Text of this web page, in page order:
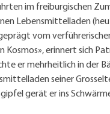
im freiburgischen
Lebensmittelladen
vom
Kosmos», erinnert sich
er mehrheitlich in der
seiner
gerät er ins